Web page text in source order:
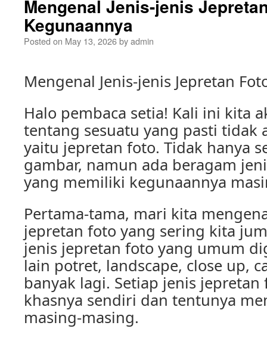
Mengenal Jenis-jenis
Kegunaannya
Posted on May 13, 2026byadmin
Mengenal Jenis-jenis Jepretan
Halo pembaca setia! Kali ini kita
tentang sesuatu yang pasti tidak
yaitu jepretan foto. Tidak hanya
gambar, namun ada beragam
yang memiliki kegunaannya
Pertama-tama, mari kita
jepretan foto yang sering kita
jenis jepretan foto yang umum
lain potret, landscape, close up,
banyak lagi. Setiap jenis
khasnya sendiri dan tentunya
masing-masing.